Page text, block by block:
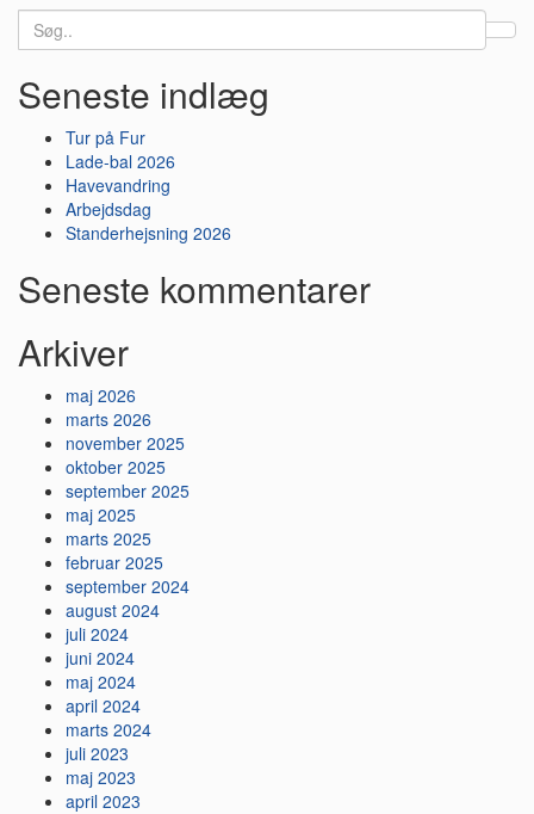
Search
for:
Seneste indlæg
Tur på Fur
Lade-bal 2026
Havevandring
Arbejdsdag
Standerhejsning 2026
Seneste kommentarer
Arkiver
maj 2026
marts 2026
november 2025
oktober 2025
september 2025
maj 2025
marts 2025
februar 2025
september 2024
august 2024
juli 2024
juni 2024
maj 2024
april 2024
marts 2024
juli 2023
maj 2023
april 2023